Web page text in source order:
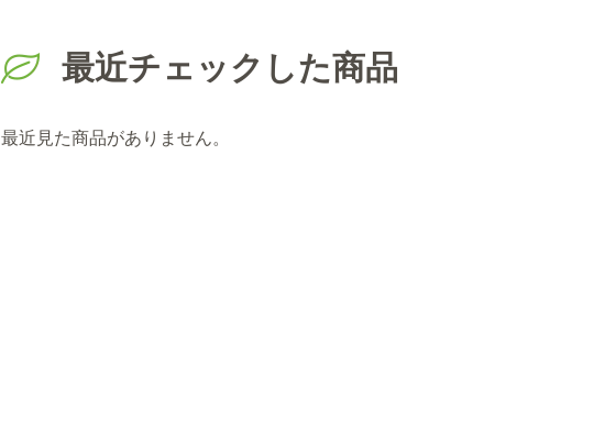
最近チェックした商品
最近見た商品がありません。